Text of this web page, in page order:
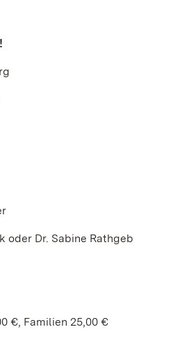
oder Dr. Sabine Rathgeb
€, Familien 25,00 €